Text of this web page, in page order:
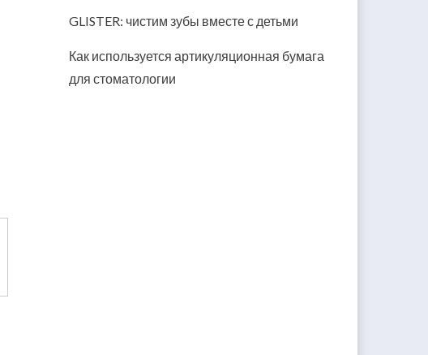
GLISTER: чистим зубы вместе с детьми
Как используется артикуляционная бумага
для стоматологии